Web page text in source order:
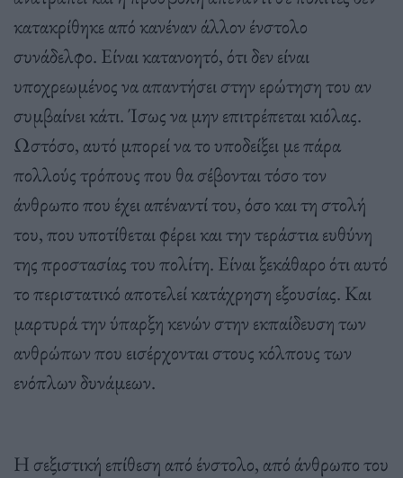
κατακρίθηκε από κανέναν άλλον ένστολο
συνάδελφο. Είναι κατανοητό, ότι δεν είναι
υποχρεωμένος να απαντήσει στην ερώτηση του αν
συμβαίνει κάτι. Ίσως να μην επιτρέπεται κιόλας.
Ωστόσο, αυτό μπορεί να το υποδείξει με πάρα
πολλούς τρόπους που θα σέβονται τόσο τον
άνθρωπο που έχει απέναντί του, όσο και τη στολή
του, που υποτίθεται φέρει και την τεράστια ευθύνη
της προστασίας του πολίτη. Είναι ξεκάθαρο ότι αυτό
το περιστατικό αποτελεί κατάχρηση εξουσίας. Και
μαρτυρά την ύπαρξη κενών στην εκπαίδευση των
ανθρώπων που εισέρχονται στους κόλπους των
ενόπλων δυνάμεων.
Η σεξιστική επίθεση από ένστολο, από άνθρωπο του